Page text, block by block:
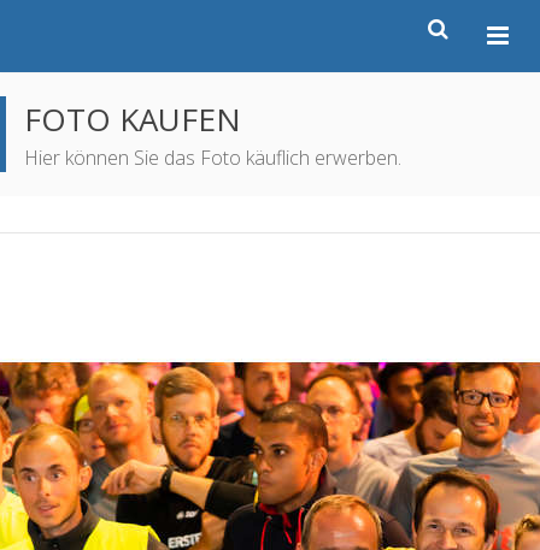
FOTO KAUFEN
Hier können Sie das Foto käuflich erwerben.